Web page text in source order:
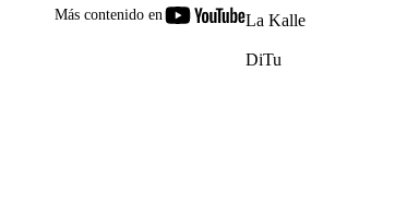
Más contenido en
youtube-
La Kalle
DiTu